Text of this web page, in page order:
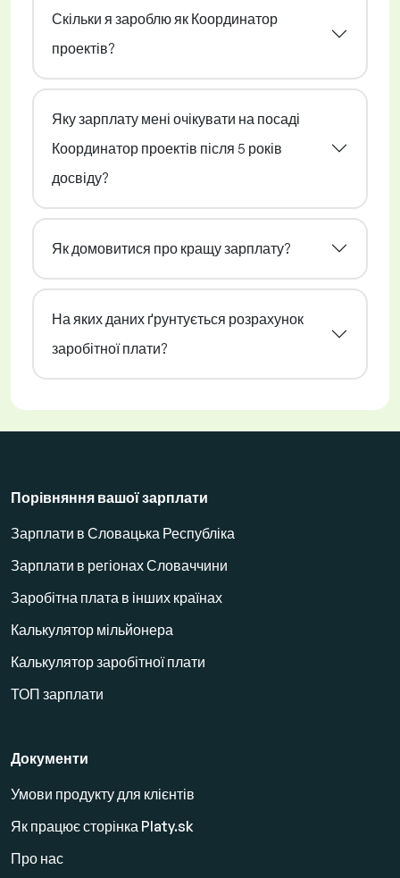
Скільки я зароблю як Координатор
проектів?
Яку зарплату мені очікувати на посаді
Координатор проектів після 5 років
досвіду?
Як домовитися про кращу зарплату?
На яких даних ґрунтується розрахунок
заробітної плати?
Порівняння вашої зарплати
Зарплати в Словацька Республіка
Зарплати в регіонах Словаччини
Заробітна плата в інших країнах
Калькулятор мільйонера
Калькулятор заробітної плати
ТОП зарплати
Документи
Умови продукту для клієнтів
Як працює сторінка Platy.sk
Про нас